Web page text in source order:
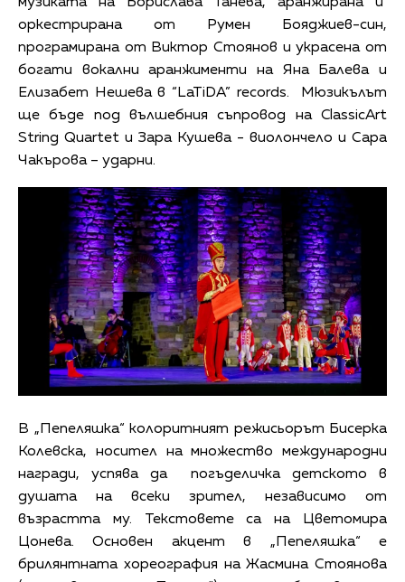
оркестрирана от Румен Бояджиев-син,
програмирана от Виктор Стоянов и украсена от
богати вокални аранжименти на Яна Балева и
Елизабет Нешева в “LaTiDA” records. Мюзикълът
ще бъде под вълшебния съпровод на ClassicArt
String Quartet и Зара Кушева - виолончело и Сара
Чакърова – ударни.
В „Пепеляшка“ колоритният режисьорът Бисерка
Колевска, носител на множество международни
награди, успява да погъделичка детското в
душата на всеки зрител, независимо от
възрастта му. Текстовете са на Цветомира
Цонева. Основен акцент в „Пепеляшка“ е
брилянтната хореография на Жасмина Стоянова